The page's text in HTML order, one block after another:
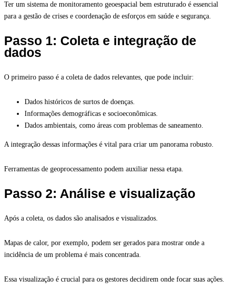
Ter um sistema de monitoramento geoespacial bem estruturado é essencial
para a gestão de crises e coordenação de esforços em saúde e segurança.
Passo 1: Coleta e integração de
dados
O primeiro passo é a coleta de dados relevantes, que pode incluir:
Dados históricos de surtos de doenças.
Informações demográficas e socioeconômicas.
Dados ambientais, como áreas com problemas de saneamento.
A integração dessas informações é vital para criar um panorama robusto.
Ferramentas de geoprocessamento podem auxiliar nessa etapa.
Passo 2: Análise e visualização
Após a coleta, os dados são analisados e visualizados.
Mapas de calor, por exemplo, podem ser gerados para mostrar onde a
incidência de um problema é mais concentrada.
Essa visualização é crucial para os gestores decidirem onde focar suas ações.